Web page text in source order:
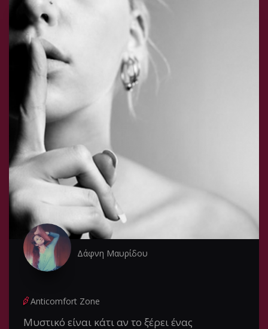
Δάφνη Μαυρίδου
Anticomfort Zone
Μυστικό είναι κάτι αν το ξέρει ένας